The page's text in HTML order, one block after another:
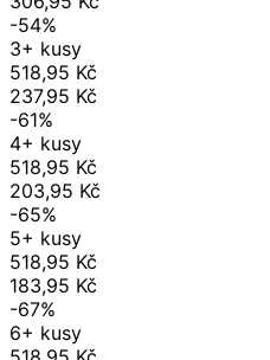
-54%
3+ kusy
518,95 Kč
237,95 Kč
-61%
4+ kusy
518,95 Kč
203,95 Kč
-65%
5+ kusy
518,95 Kč
183,95 Kč
-67%
6+ kusy